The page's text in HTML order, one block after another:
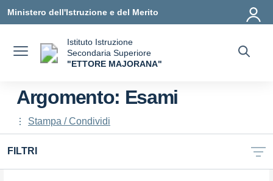
Ministero dell'Istruzione e del Merito
Istituto Istruzione
Secondaria Superiore
"ETTORE MAJORANA"
Argomento: Esami
Stampa / Condividi
FILTRI